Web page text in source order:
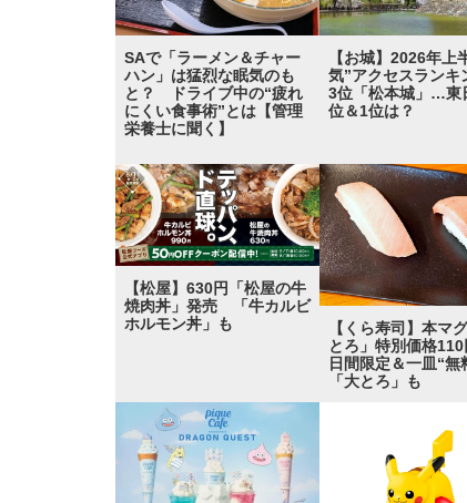
SAで「ラーメン＆チャー
ハン」は猛烈な眠気のも
と？ ドライブ中の“疲れ
にくい食事術”とは【管理
栄養士に聞く】
【お城】2026年上
気”アクセスラン
3位「松本城」…東
位＆1位は？
【松屋】630円「松屋の牛
焼肉丼」発売 「牛カルビ
ホルモン丼」も
【くら寿司】本マ
とろ」特別価格
日間限定＆一皿“
「大とろ」も